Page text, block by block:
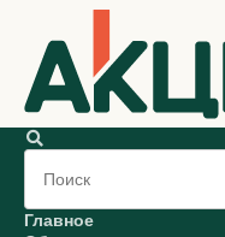
Главное